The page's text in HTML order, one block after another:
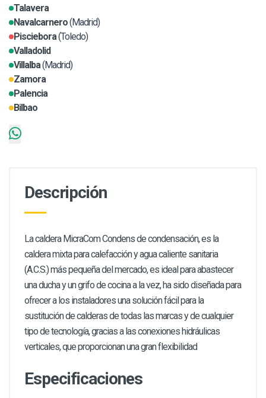
Talavera
Navalcarnero(Madrid)
Pisciebora(Toledo)
Valladolid
Villalba(Madrid)
Zamora
Palencia
Bilbao
Descripción
La caldera MicraCom Condens de condensación, es la
caldera mixta para calefacción y agua caliente sanitaria
(A.C.S.) más pequeña del mercado, es ideal para abastecer
una ducha y un grifo de cocina a la vez, ha sido diseñada para
ofrecer a los instaladores una solución fácil para la
sustitución de calderas de todas las marcas y de cualquier
tipo de tecnología, gracias a las conexiones hidráulicas
verticales, que proporcionan una gran flexibilidad
Especificaciones